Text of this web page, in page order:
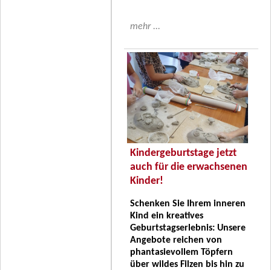
mehr ...
Kindergeburtstage jetzt
auch für die erwachsenen
Kinder!
Schenken Sie Ihrem inneren
Kind ein kreatives
Geburtstagserlebnis: Unsere
Angebote reichen von
phantasievollem Töpfern
über wildes Filzen bis hin zu